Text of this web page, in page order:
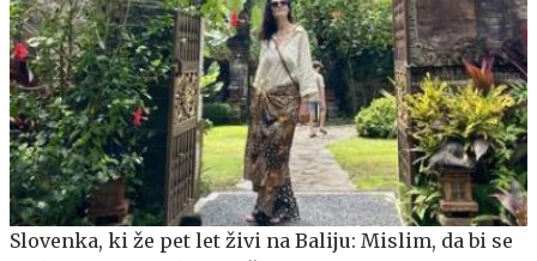
Slovenka, ki že pet let živi na Baliju: Mislim, da bi se